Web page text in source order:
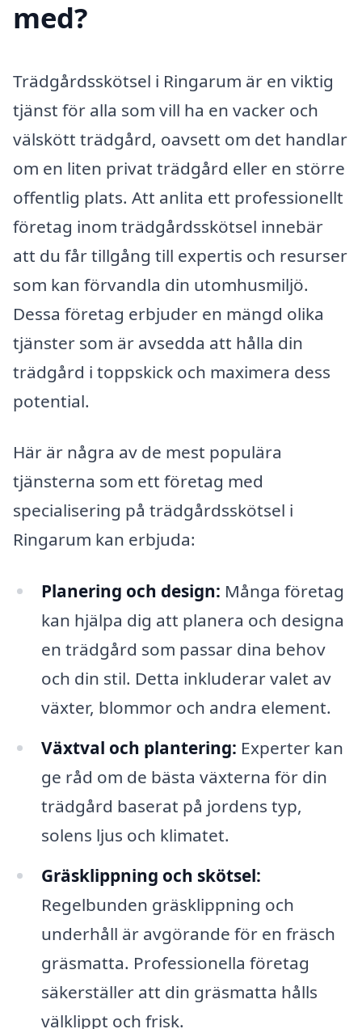
med?
Trädgårdsskötsel i Ringarum är en viktig
tjänst för alla som vill ha en vacker och
välskött trädgård, oavsett om det handlar
om en liten privat trädgård eller en större
offentlig plats. Att anlita ett professionellt
företag inom trädgårdsskötsel innebär
att du får tillgång till expertis och resurser
som kan förvandla din utomhusmiljö.
Dessa företag erbjuder en mängd olika
tjänster som är avsedda att hålla din
trädgård i toppskick och maximera dess
potential.
Här är några av de mest populära
tjänsterna som ett företag med
specialisering på trädgårdsskötsel i
Ringarum kan erbjuda:
Planering och design: Många företag
kan hjälpa dig att planera och designa
en trädgård som passar dina behov
och din stil. Detta inkluderar valet av
växter, blommor och andra element.
Växtval och plantering: Experter kan
ge råd om de bästa växterna för din
trädgård baserat på jordens typ,
solens ljus och klimatet.
Gräsklippning och skötsel:
Regelbunden gräsklippning och
underhåll är avgörande för en fräsch
gräsmatta. Professionella företag
säkerställer att din gräsmatta hålls
välklippt och frisk.